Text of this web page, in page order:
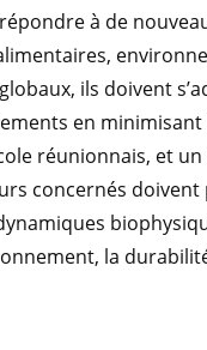
à de
ils doivent
en
réunionnais, et un
concernés
la